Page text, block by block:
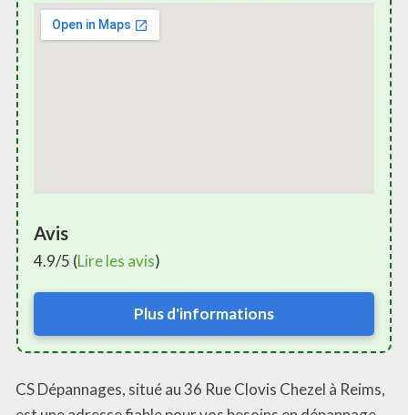
Avis
4.9/5 (Lire les avis)
Plus d'informations
CS Dépannages, situé au 36 Rue Clovis Chezel à Reims,